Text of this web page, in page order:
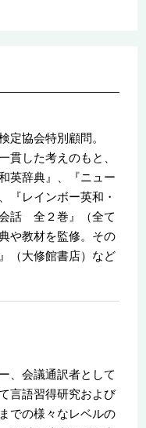
定協会特別顧問。
貫した考えのもと、
英辞典』、『ニュー
『レインボー英和・
話 全２巻』（全て
や教材を監修。その
（大修館書店）など
、会議通訳者として
言語習得研究および
での様々なレベルの